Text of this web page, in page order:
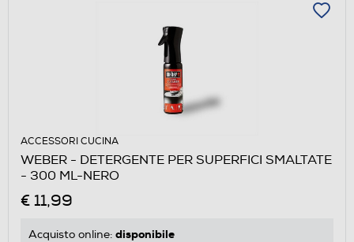
ACCESSORI CUCINA
WEBER - DETERGENTE PER SUPERFICI SMALTATE
- 300 ML-NERO
€ 11,99
Acquisto online: disponibile